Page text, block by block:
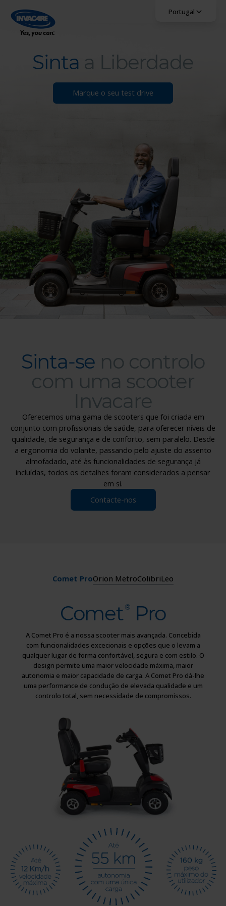
Select language,
Portugal
Sinta a Liberdade
Sinta a Liberdade
Marque o seu test drive
Sinta-se no controlo com uma
Sinta-se no controlo
com uma scooter
Invacare
Oferecemos uma gama de scooters que foi criada em
conjunto com profissionais de saúde, para oferecer níveis de
qualidade, de segurança e de conforto, sem paralelo. Desde
a ergonomia do volante, passando pelo ajuste do assento
almofadado, até às funcionalidades de segurança já
incluídas, todos os detalhes foram considerados a pensar
em si.
Contacte-nos
Comet ProOrion MetroColibriLeo
Comet® Pro
A Comet Pro é a nossa scooter mais avançada. Concebida
com funcionalidades excecionais e opções que o levam a
qualquer lugar de forma confortável, segura e com estilo. O
design permite uma maior velocidade máxima, maior
autonomia e maior capacidade de carga. A Comet Pro dá-lhe
uma performance de condução de elevada qualidade e um
controlo total, sem necessidade de compromissos.